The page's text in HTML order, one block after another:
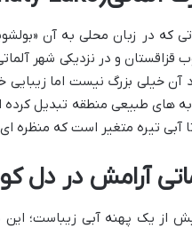
که در زبان محلی به آن
آن خیلی بزرگ نیست اما زیبایی
های طبیعی منطقه تبدیل
آبی تیره متغیر است که منظره
آرامش در دل
از یک پهنه آبی زیباست؛